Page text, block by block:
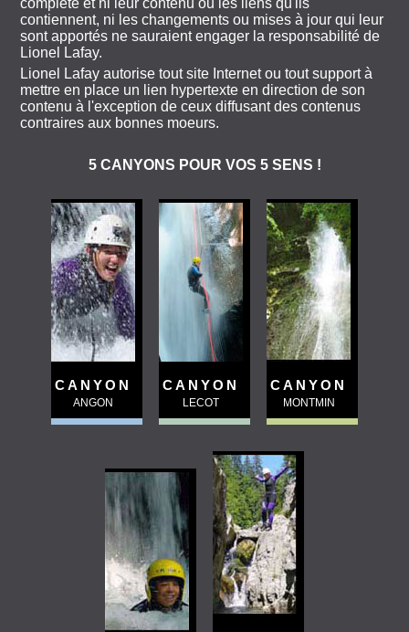
complète et ni leur contenu ou les liens qu'ils
contiennent, ni les changements ou mises à jour qui leur
sont apportés ne sauraient engager la responsabilité de
Lionel Lafay.
Lionel Lafay autorise tout site Internet ou tout support à
mettre en place un lien hypertexte en direction de son
contenu à l'exception de ceux diffusant des contenus
contraires aux bonnes moeurs.
5 CANYONS POUR VOS 5 SENS !
CANYON
ANGON
CANYON
LECOT
CANYON
MONTMIN